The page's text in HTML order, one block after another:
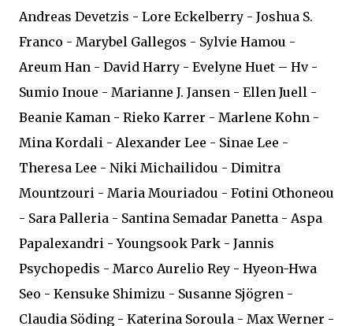
Andreas Devetzis - Lore Eckelberry - Joshua S.
Franco - Marybel Gallegos - Sylvie Hamou -
Areum Han - David Harry - Evelyne Huet – Hv -
Sumio Inoue - Marianne J. Jansen - Ellen Juell -
Beanie Kaman - Rieko Karrer - Marlene Kohn -
Mina Kordali - Alexander Lee - Sinae Lee -
Theresa Lee - Niki Michailidou - Dimitra
Mountzouri - Maria Mouriadou - Fotini Othoneou
- Sara Palleria - Santina Semadar Panetta - Aspa
Papalexandri - Youngsook Park - Jannis
Psychopedis - Marco Aurelio Rey - Hyeon-Hwa
Seo - Kensuke Shimizu - Susanne Sjögren -
Claudia Söding - Katerina Soroula - Max Werner -